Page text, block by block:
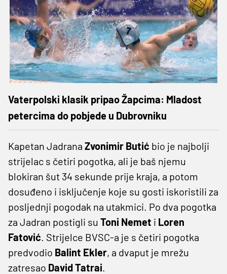
Vaterpolski klasik pripao Žapcima: Mladost
petercima do pobjede u Dubrovniku
Kapetan Jadrana Zvonimir Butić bio je najbolji
strijelac s četiri pogotka, ali je baš njemu
blokiran šut 34 sekunde prije kraja, a potom
dosuđeno i isključenje koje su gosti iskoristili za
posljednji pogodak na utakmici. Po dva pogotka
za Jadran postigli su Toni Nemet i Loren
Fatović. Strijelce BVSC-a je s četiri pogotka
predvodio Balint Ekler, a dvaput je mrežu
zatresao David Tatrai.